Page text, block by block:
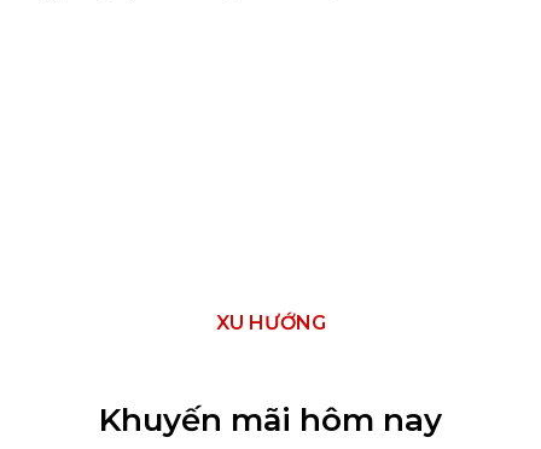
XU HƯỚNG
Khuyến mãi hôm nay